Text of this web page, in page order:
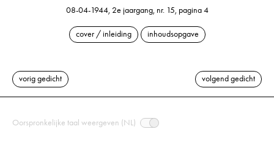
08-04-1944, 2e jaargang, nr. 15, pagina 4
cover / inleiding inhoudsopgave
vorig gedicht volgend gedicht
Oorspronkelijke taal weergeven (NL)